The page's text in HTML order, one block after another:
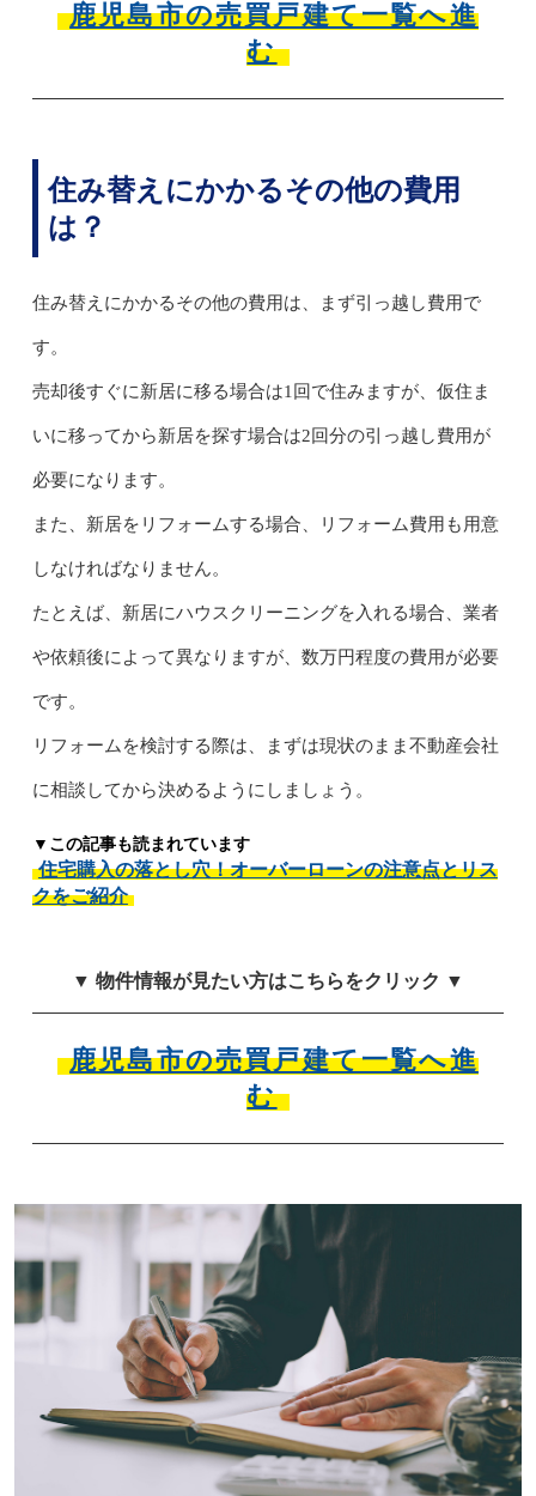
鹿児島市の売買戸建て一覧へ進
む
住み替えにかかるその他の費用
は？
住み替えにかかるその他の費用は、まず引っ越し費用で
す。
売却後すぐに新居に移る場合は1回で住みますが、仮住ま
いに移ってから新居を探す場合は2回分の引っ越し費用が
必要になります。
また、新居をリフォームする場合、リフォーム費用も用意
しなければなりません。
たとえば、新居にハウスクリーニングを入れる場合、業者
や依頼後によって異なりますが、数万円程度の費用が必要
です。
リフォームを検討する際は、まずは現状のまま不動産会社
に相談してから決めるようにしましょう。
▼この記事も読まれています
住宅購入の落とし穴！オーバーローンの注意点とリス
クをご紹介
▼ 物件情報が見たい方はこちらをクリック ▼
鹿児島市の売買戸建て一覧へ進
む